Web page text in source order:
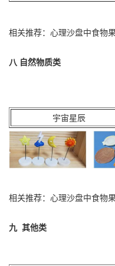
相关推荐：心理沙盘中食物
八 自然物质类
宇宙星辰
相关推荐：心理沙盘中食物
九 其他类